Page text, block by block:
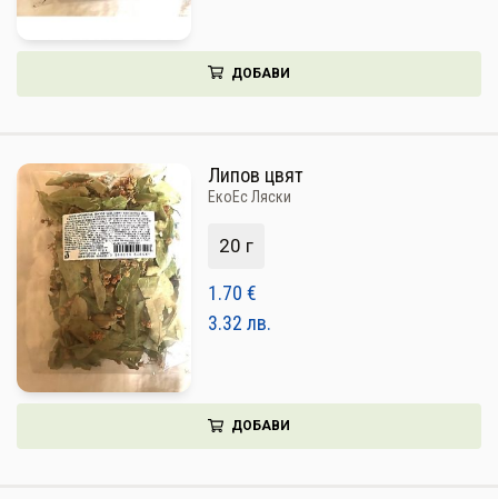
ДОБАВИ
Липов цвят
ЕкоЕс Ляски
20 г
1.70 €
3.32 лв.
ДОБАВИ